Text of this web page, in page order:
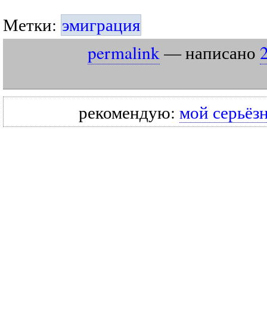
Метки: эмиграция
permalink— написано
рекомендую: мой